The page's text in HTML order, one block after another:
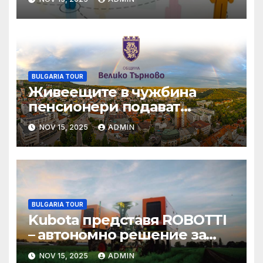
за обществените поръчки
BULGARIA TOUR
Живеещите в чужбина
пенсионери подават
декларация за
продължаване
изплащането на
българската си пенсия
NOV 15, 2025 ADMIN
BULGARIA TOUR
Kubota представя ROBOTTI
– автономно решение за
ефективно
NOV 15, 2025 ADMIN